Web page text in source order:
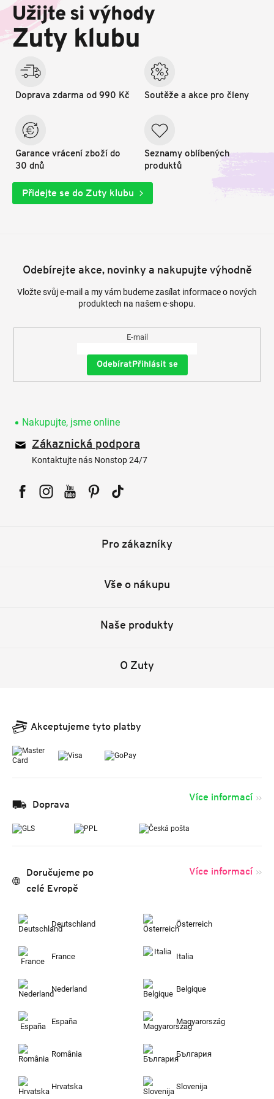
a
í
Užijte si výhody
Zuty klubu
Doprava zdarma od 990 Kč
Garance vrácení zboží do
30 dnů
Soutěže a akce pro členy
Seznamy oblíbených
produktů
Přidejte se do Zuty klubu
Odebírejte akce, novinky a nakupujte výhodně
Vložte svůj e-mail a my vám budeme zasílat informace o nových
produktech na našem e-shopu.
E-mail
Přihlásit se
Nakupujte, jsme online
Zákaznická podpora
Kontaktujte nás Nonstop 24/7
Pro zákazníky
Vše o nákupu
Naše produkty
O Zuty
Akceptujeme tyto platby
Doprava
Více informací
Doručujeme po
celé Evropě
Více informací
Deutschland Österreich
France Italia
Nederland Belgique
España Magyarország
România България
Hrvatska Slovenija